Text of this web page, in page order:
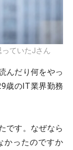
ていたJさん
んだり何をやっ
歳のIT業界勤務
です。なぜなら
かったのですか